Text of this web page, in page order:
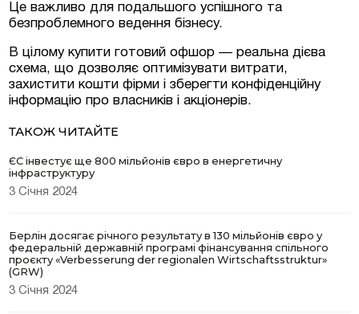
Це важливо для подальшого успішного та
безпроблемного ведення бізнесу.
В цілому купити готовий офшор — реальна дієва
схема, що дозволяє оптимізувати витрати,
захистити кошти фірми і зберегти конфіденційну
інформацію про власників і акціонерів.
ТАКОЖ ЧИТАЙТЕ
ЄС інвестує ще 800 мільйонів євро в енергетичну
інфраструктуру
3 Січня 2024
Берлін досягає річного результату в 130 мільйонів євро у
федеральній державній програмі фінансування спільного
проєкту «Verbesserung der regionalen Wirtschaftsstruktur»
(GRW)
3 Січня 2024